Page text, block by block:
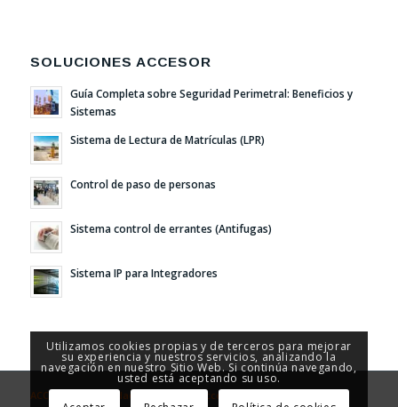
SOLUCIONES ACCESOR
Guía Completa sobre Seguridad Perimetral: Beneficios y
Sistemas
Sistema de Lectura de Matrículas (LPR)
Control de paso de personas
Sistema control de errantes (Antifugas)
Sistema IP para Integradores
ACCESOR - Seguridad y Control de Accesos
Utilizamos cookies propias y de terceros para mejorar
su experiencia y nuestros servicios, analizando la
navegación en nuestro Sitio Web. Si continúa navegando,
usted está aceptando su uso.